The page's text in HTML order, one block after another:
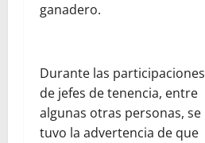
ganadero.
Durante las participaciones
de jefes de tenencia, entre
algunas otras personas, se
tuvo la advertencia de que